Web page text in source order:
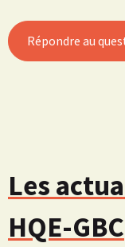
Répondre au
Les
HQE-GBC